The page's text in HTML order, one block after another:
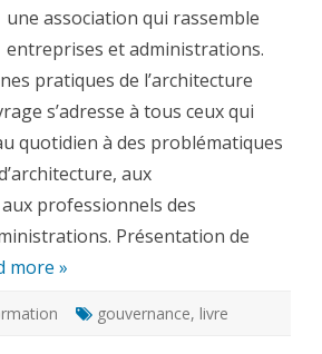
une association qui rassemble
entreprises et administrations.
pratiques de l’architecture
s’adresse à tous ceux qui
quotidien à des problématiques
aux
professionnels des
Présentation de
more »
gouvernance, livre